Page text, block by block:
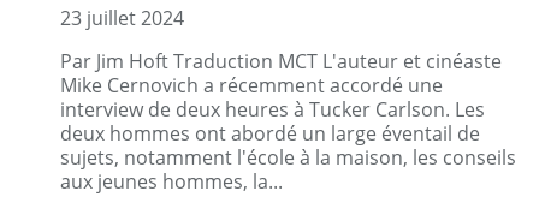
23 juillet 2024
Par Jim Hoft Traduction MCT L'auteur et cinéaste
Mike Cernovich a récemment accordé une
interview de deux heures à Tucker Carlson. Les
deux hommes ont abordé un large éventail de
sujets, notamment l'école à la maison, les conseils
aux jeunes hommes, la...